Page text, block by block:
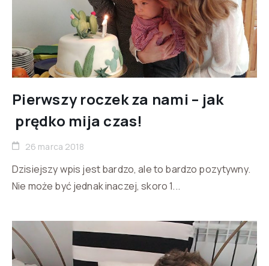
Pierwszy roczek za nami – jak
prędko mija czas!
26 marca 2018
Dzisiejszy wpis jest bardzo, ale to bardzo pozytywny.
Nie może być jednak inaczej, skoro 1...